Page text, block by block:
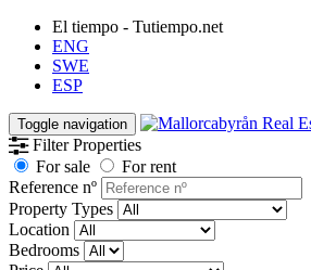
El tiempo - Tutiempo.net
ENG
SWE
ESP
Toggle navigation
Filter Properties
For sale
For rent
Reference nº
Property Types
Location
Bedrooms